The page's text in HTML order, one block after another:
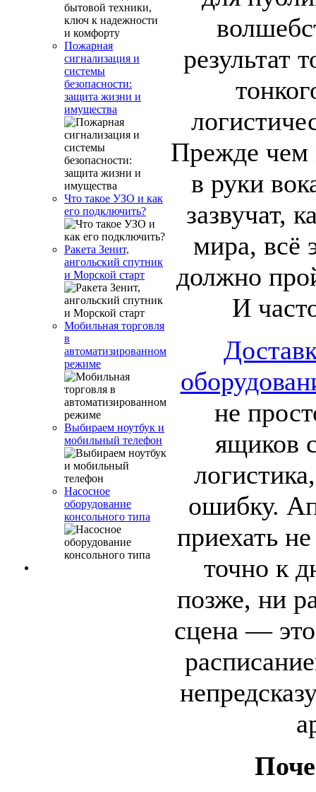
Пожарная
сигнализация и
системы
безопасности:
защита жизни и
имущества
Что такое УЗО и как
его подключить?
Ракета Зенит,
ангольский спутник
и Морской старт
Мобильная торговля
в
автоматизированном
режиме
Выбираем ноутбук и
мобильный телефон
Насосное
оборудование
консольного типа
результат
Прежде чем
в руки
зазвучат,
мира, всё
должно
И
не
ящиков
ошибку.
приехать
точно к
позже, ни
сцена —